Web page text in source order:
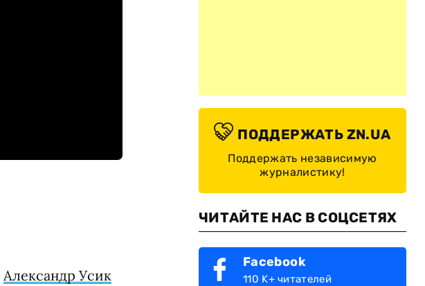
Александр Усик
ПОДДЕРЖАТЬ ZN.UA
Поддержать независимую
журналистику!
ЧИТАЙТЕ НАС В СОЦСЕТЯХ
Facebook
110 K+ читателей